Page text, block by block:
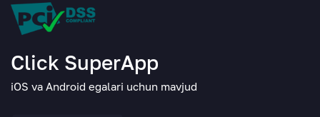
Click SuperApp
iOS va Android egalari uchun mavjud